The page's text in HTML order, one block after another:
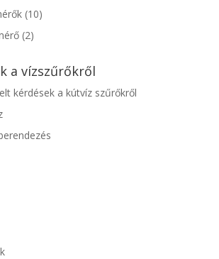
(10)
(2)
a vízszűrőkről
kérdések a kútvíz szűrőkről